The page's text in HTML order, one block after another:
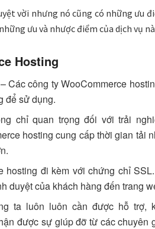
vời nhưng nó cũng có những ưu
ưu và nhược điểm của dịch vụ
Hosting
– Các công ty WooCommerce
để sử dụng.
chỉ quan trọng đối với trải
hosting cung cấp thời gian tải
hosting đi kèm với chứng chỉ
duyệt của khách hàng đến trang
ta luôn luôn cần được hỗ trợ,
được sự giúp đỡ từ các chuyên